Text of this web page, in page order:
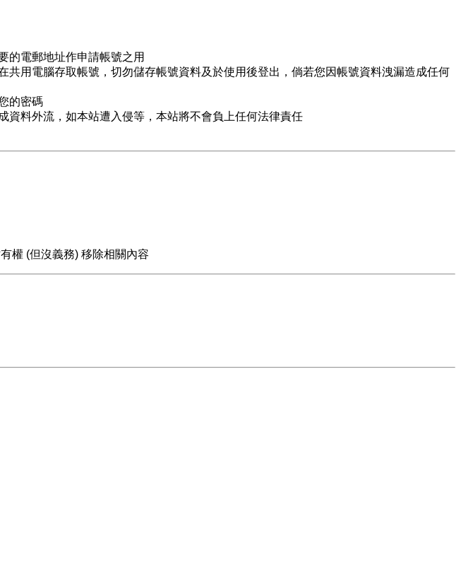
的電郵地址作申請帳號之用
用電腦存取帳號，切勿儲存帳號資料及於使用後登出，倘若您因帳號資料洩漏造成任何
的密碼
資料外流，如本站遭入侵等，本站將不會負上任何法律責任
權 (但沒義務) 移除相關內容